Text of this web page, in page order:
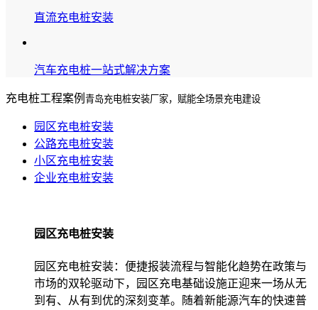
直流充电桩安装
汽车充电桩一站式解决方案
充电桩工程案例 青岛充电桩安装厂家，赋能全场景充电建设
园区充电桩安装
公路充电桩安装
小区充电桩安装
企业充电桩安装
园区充电桩安装
园区充电桩安装：便捷报装流程与智能化趋势在政策与
市场的双轮驱动下，园区充电基础设施正迎来一场从无
到有、从有到优的深刻变革。随着新能源汽车的快速普